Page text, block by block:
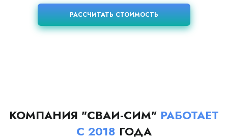
РАССЧИТАТЬ СТОИМОСТЬ
КОМПАНИЯ "СВАИ-СИМ" РАБОТАЕТ
С 2018 ГОДА